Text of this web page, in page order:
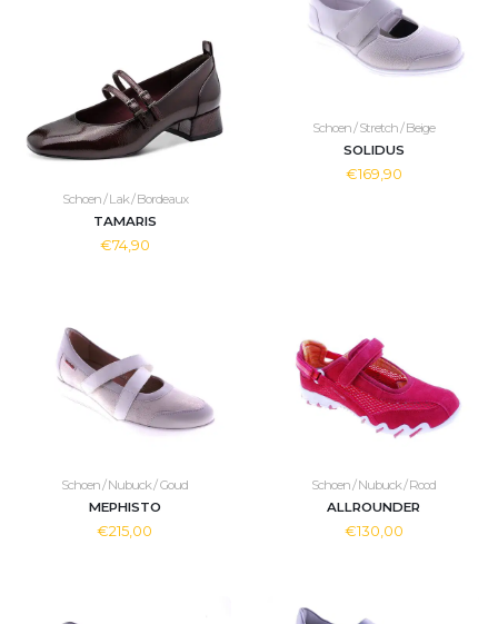
Schoen / Lak / Bordeaux
TAMARIS
€74,90
Schoen / Stretch / Beige
SOLIDUS
€169,90
Schoen / Nubuck / Goud
MEPHISTO
€215,00
Schoen / Nubuck / Rood
ALLROUNDER
€130,00